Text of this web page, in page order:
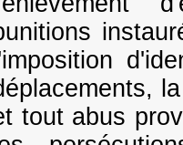
tout abus